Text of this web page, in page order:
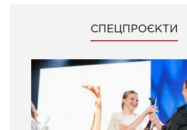
СПЕЦПРОЄКТИ